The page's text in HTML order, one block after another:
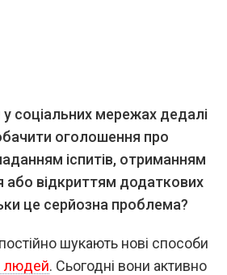
соціальних мережах дедалі
оголошення про
іспитів, отриманням
або відкриттям додаткових
це серйозна проблема?
шукають нові способи
людей. Сьогодні вони активно